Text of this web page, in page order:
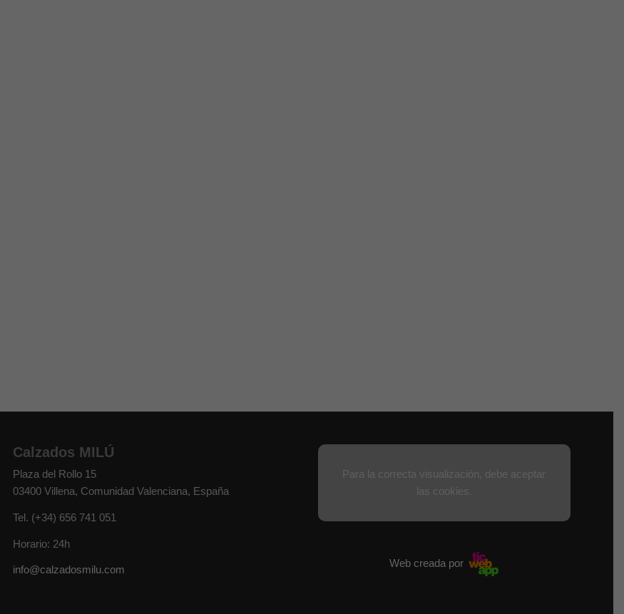
Calzados MILÚ
Plaza del Rollo 15
03400 Villena, Comunidad Valenciana, España
Tel. (+34) 656 741 051
Horario: 24h
info@calzadosmilu.com
Para la correcta visualización, debe aceptar
las cookies.
Web creada por